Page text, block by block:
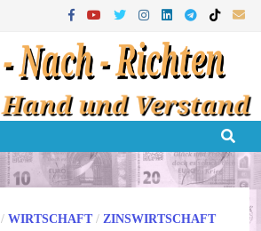
/WIRTSCHAFT/ZINSWIRTSCHAFT